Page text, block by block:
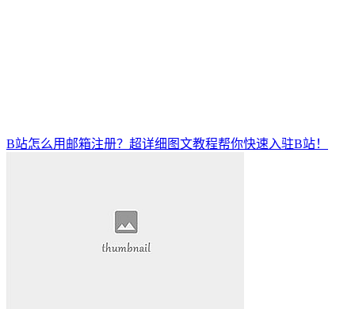
B站怎么用邮箱注册？超详细图文教程帮你快速入驻B站！